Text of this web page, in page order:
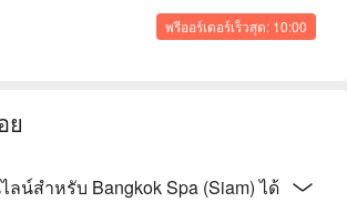
พรีออร์เดอร์เร็วสุด: 10:00
ย
น์สำหรับ Bangkok Spa (Siam) ได้